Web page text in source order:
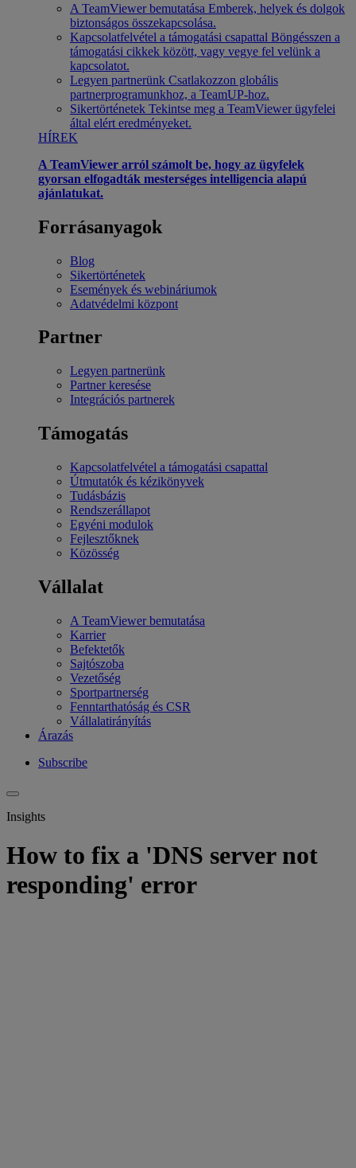
A TeamViewer bemutatása Emberek, helyek és dolgok
biztonságos összekapcsolása.
Kapcsolatfelvétel a támogatási csapattal Böngésszen a
támogatási cikkek között, vagy vegye fel velünk a
kapcsolatot.
Legyen partnerünk Csatlakozzon globális
partnerprogramunkhoz, a TeamUP-hoz.
Sikertörténetek Tekintse meg a TeamViewer ügyfelei
által elért eredményeket.
HÍREK
A TeamViewer arról számolt be, hogy az ügyfelek
gyorsan elfogadták mesterséges intelligencia alapú
ajánlatukat.
Forrásanyagok
Blog
Sikertörténetek
Események és webináriumok
Adatvédelmi központ
Partner
Legyen partnerünk
Partner keresése
Integrációs partnerek
Támogatás
Kapcsolatfelvétel a támogatási csapattal
Útmutatók és kézikönyvek
Tudásbázis
Rendszerállapot
Egyéni modulok
Fejlesztőknek
Közösség
Vállalat
A TeamViewer bemutatása
Karrier
Befektetők
Sajtószoba
Vezetőség
Sportpartnerség
Fenntarthatóság és CSR
Vállalatirányítás
Árazás
Subscribe
Insights
How to fix a 'DNS server not
responding' error